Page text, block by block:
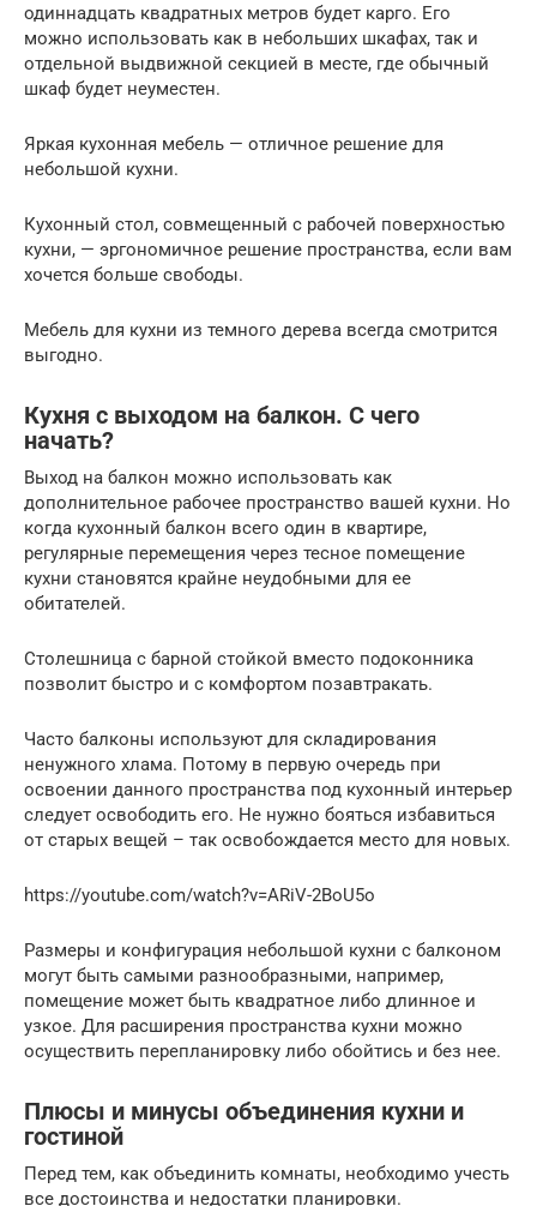
одиннадцать квадратных метров будет карго. Его
можно использовать как в небольших шкафах, так и
отдельной выдвижной секцией в месте, где обычный
шкаф будет неуместен.
Яркая кухонная мебель — отличное решение для
небольшой кухни.
Кухонный стол, совмещенный с рабочей поверхностью
кухни, — эргономичное решение пространства, если вам
хочется больше свободы.
Мебель для кухни из темного дерева всегда смотрится
выгодно.
Кухня с выходом на балкон. С чего
начать?
Выход на балкон можно использовать как
дополнительное рабочее пространство вашей кухни. Но
когда кухонный балкон всего один в квартире,
регулярные перемещения через тесное помещение
кухни становятся крайне неудобными для ее
обитателей.
Столешница с барной стойкой вместо подоконника
позволит быстро и с комфортом позавтракать.
Часто балконы используют для складирования
ненужного хлама. Потому в первую очередь при
освоении данного пространства под кухонный интерьер
следует освободить его. Не нужно бояться избавиться
от старых вещей – так освобождается место для новых.
https://youtube.com/watch?v=ARiV-2BoU5o
Размеры и конфигурация небольшой кухни с балконом
могут быть самыми разнообразными, например,
помещение может быть квадратное либо длинное и
узкое. Для расширения пространства кухни можно
осуществить перепланировку либо обойтись и без нее.
Плюсы и минусы объединения кухни и
гостиной
Перед тем, как объединить комнаты, необходимо учесть
все достоинства и недостатки планировки.